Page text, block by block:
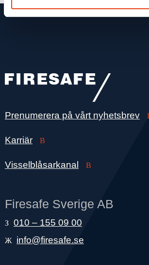
Prenumerera på vårt nyhetsbrev
Karriär
Visselblåsarkanal
Firesafe Sverige AB
010 – 155 09 00
info@firesafe.se